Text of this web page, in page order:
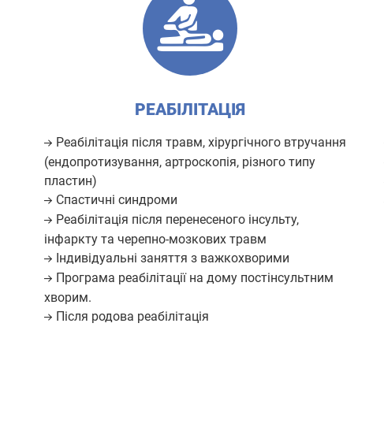
РЕАБІЛІТАЦІЯ
Реабілітація після травм, хірургічного втручання
(ендопротизування, артроскопія, різного типу
пластин)
Спастичні синдроми
Реабілітація після перенесеного інсульту,
інфаркту та черепно-мозкових травм
Індивідуальні заняття з важкохворими
Програма реабілітації на дому постінсультним
хворим.
Після родова реабілітація